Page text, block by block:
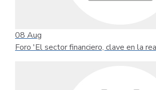
08 Aug
Foro 'El sector financiero, clave en la